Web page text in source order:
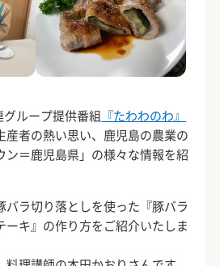
ループ提供番組 『たわわのわ』
産者の熱い思い、鹿児島の農業の
ン＝鹿児島県」の様々な情報を紹
ラ切り落としを使った『豚バラ
ーキ』の作り方をご紹介いたしま